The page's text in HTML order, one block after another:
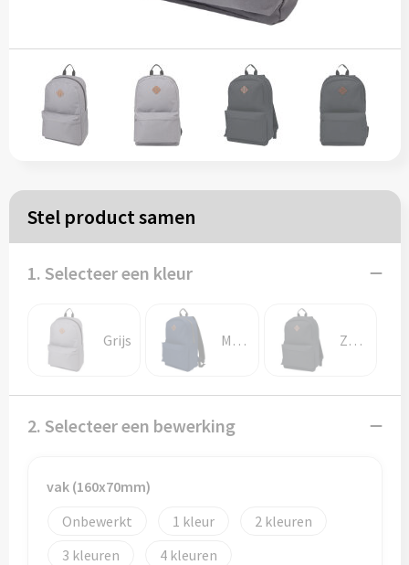
Reistassen
Zakelijk
Schoudertassen
Schrijf & papierwaren
Balpennen
Potloden
Merken
Stel product samen
1. Selecteer een kleur
Grijs Marineblauw Zwart
2. Selecteer een bewerking
vak (160x70mm)
Onbewerkt
1
2
3
4